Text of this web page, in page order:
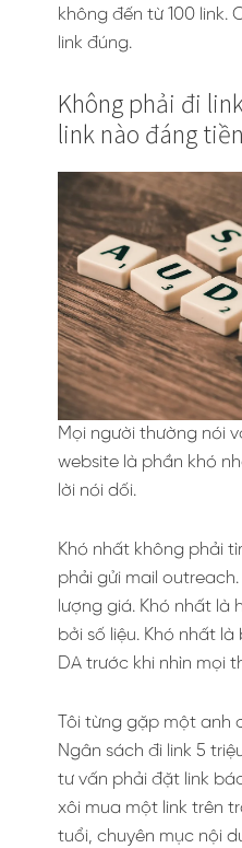
không đến từ 100 link.
link đúng.
Không phải đi
link nào đáng tiền
Mọi người thường nói
website là phần khó
lời nói dối.
Khó nhất không phải
phải gửi mail
lượng giá. Khó nhất là
bởi số liệu. Khó nhất
DA trước khi nhìn mọi
Tôi từng gặp một anh
Ngân sách đi link 5
tư vấn phải đặt link
xôi mua một link trên
tuổi, chuyên mục nội